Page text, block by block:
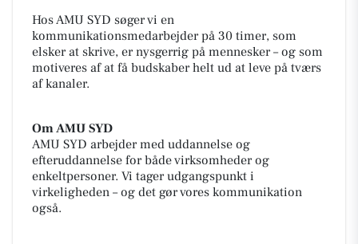
Hos AMU SYD søger vi en
kommunikationsmedarbejder på 30 timer, som
elsker at skrive, er nysgerrig på mennesker – og som
motiveres af at få budskaber helt ud at leve på tværs
af kanaler.
Om AMU SYD
AMU SYD arbejder med uddannelse og
efteruddannelse for både virksomheder og
enkeltpersoner. Vi tager udgangspunkt i
virkeligheden – og det gør vores kommunikation
også.